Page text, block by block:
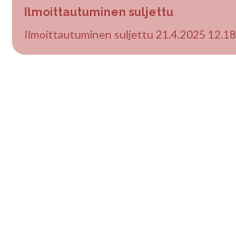
Ilmoittautuminen suljettu
Ilmoittautuminen suljettu 21.4.2025 12.18